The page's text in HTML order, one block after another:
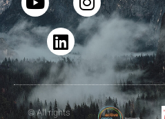
© All rights